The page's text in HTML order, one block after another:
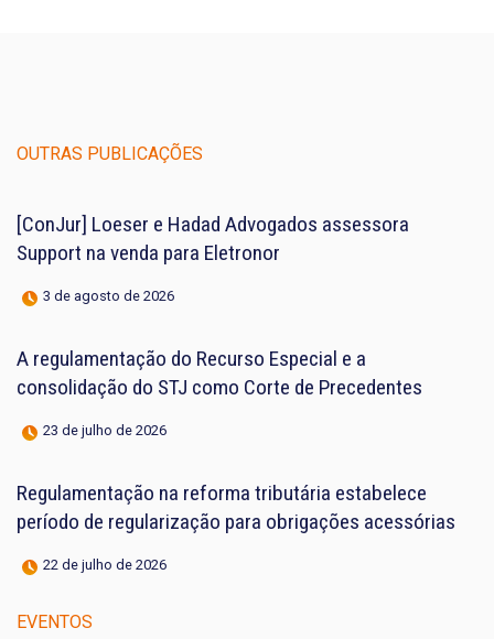
OUTRAS PUBLICAÇÕES
[ConJur] Loeser e Hadad Advogados assessora
Support na venda para Eletronor
3 de agosto de 2026
A regulamentação do Recurso Especial e a
consolidação do STJ como Corte de Precedentes
23 de julho de 2026
Regulamentação na reforma tributária estabelece
período de regularização para obrigações acessórias
22 de julho de 2026
EVENTOS